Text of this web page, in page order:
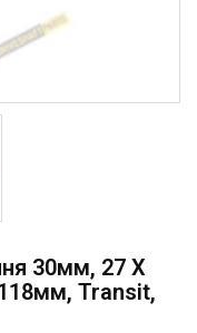
30мм, 27 X
Transit,